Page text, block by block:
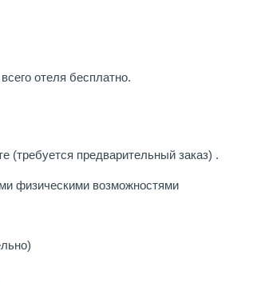
отеля бесплатно.
(требуется предварительный заказ) .
физическими возможностями